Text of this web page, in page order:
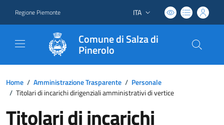
Regione Piemonte Lingua attiva:
ITA
Comune di Salza di
Pinerolo
Home / Amministrazione Trasparente / Personale
/ Titolari di incarichi dirigenziali amministrativi di vertice
Titolari di incarichi